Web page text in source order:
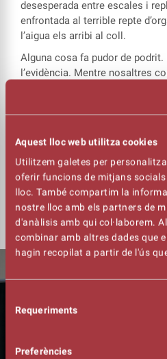
Aquest lloc web utilitza cookies
Utilitzem galetes per
oferir funcions de mitjans
lloc. També compartim la
nostre lloc amb els partners de
d'anàlisis amb qui col·laborem.
combinar amb altres dades que
hagin recopilat a partir de l'ús
Requeriments
Preferències
desesperada entre escales i
enfrontada al terrible repte
l’aigua els arribi al coll.
Alguna cosa fa pudor de
l’evidència. Mentre nosaltres
les nostres cabòries, la taca
canonades s'embussen, les
Reconèixer el problema és - ja
segon pas?
Una comèdia de la companyia
l’emergència climàtica,
Catalunya